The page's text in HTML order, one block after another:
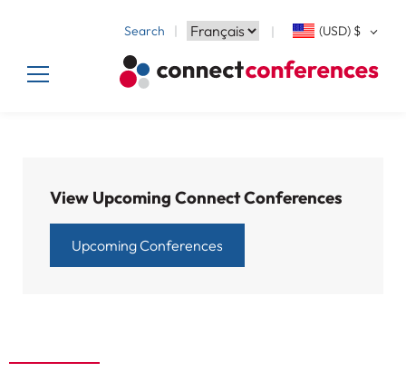
Search (USD) $
View Upcoming Connect Conferences
Upcoming Conferences